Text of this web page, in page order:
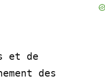
et de
des